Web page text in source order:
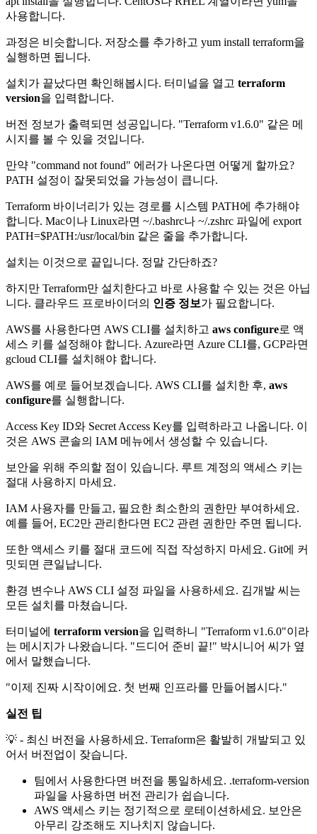
사용합니다.
과정은 비슷합니다. 저장소를 추가하고 yum install terraform을
실행하면 됩니다.
설치가 끝났다면 확인해봅시다. 터미널을 열고 terraform
version을 입력합니다.
버전 정보가 출력되면 성공입니다. "Terraform v1.6.0" 같은 메
시지를 볼 수 있을 것입니다.
만약 "command not found" 에러가 나온다면 어떻게 할까요?
PATH 설정이 잘못되었을 가능성이 큽니다.
Terraform 바이너리가 있는 경로를 시스템 PATH에 추가해야
합니다. Mac이나 Linux라면 ~/.bashrc나 ~/.zshrc 파일에 export
PATH=$PATH:/usr/local/bin 같은 줄을 추가합니다.
설치는 이것으로 끝입니다. 정말 간단하죠?
하지만 Terraform만 설치한다고 바로 사용할 수 있는 것은 아닙
니다. 클라우드 프로바이더의 인증 정보가 필요합니다.
AWS를 사용한다면 AWS CLI를 설치하고 aws configure로 액
세스 키를 설정해야 합니다. Azure라면 Azure CLI를, GCP라면
gcloud CLI를 설치해야 합니다.
AWS를 예로 들어보겠습니다. AWS CLI를 설치한 후, aws
configure를 실행합니다.
Access Key ID와 Secret Access Key를 입력하라고 나옵니다. 이
것은 AWS 콘솔의 IAM 메뉴에서 생성할 수 있습니다.
보안을 위해 주의할 점이 있습니다. 루트 계정의 액세스 키는
절대 사용하지 마세요.
IAM 사용자를 만들고, 필요한 최소한의 권한만 부여하세요.
예를 들어, EC2만 관리한다면 EC2 관련 권한만 주면 됩니다.
또한 액세스 키를 절대 코드에 직접 작성하지 마세요. Git에 커
밋되면 큰일납니다.
환경 변수나 AWS CLI 설정 파일을 사용하세요. 김개발 씨는
모든 설치를 마쳤습니다.
터미널에 terraform version을 입력하니 "Terraform v1.6.0"이라
는 메시지가 나왔습니다. "드디어 준비 끝!" 박시니어 씨가 옆
에서 말했습니다.
"이제 진짜 시작이에요. 첫 번째 인프라를 만들어봅시다."
실전 팁
💡 - 최신 버전을 사용하세요. Terraform은 활발히 개발되고 있
어서 버전업이 잦습니다.
팀에서 사용한다면 버전을 통일하세요. .terraform-version
파일을 사용하면 버전 관리가 쉽습니다.
AWS 액세스 키는 정기적으로 로테이션하세요. 보안은
아무리 강조해도 지나치지 않습니다.